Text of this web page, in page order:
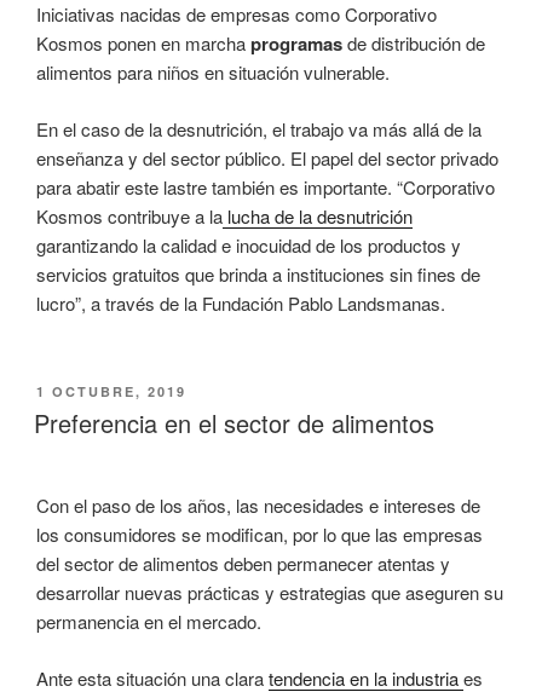
Iniciativas nacidas de empresas como Corporativo
Kosmos ponen en marchaprogramasde distribución de
alimentos para niños ensituación vulnerable.
En el caso de la desnutrición, el trabajo va más allá de la
enseñanza y del sector público. El papel del sector privado
para abatir este lastre también es importante. “Corporativo
Kosmos contribuye a la lucha de la desnutrición
garantizando la calidad e inocuidad de los productos y
servicios gratuitos que brinda a instituciones sin fines de
lucro”, a través de la Fundación Pablo Landsmanas.
PUBLICADO
EL
1 OCTUBRE, 2019
Preferencia en el sector de alimentos
Con el paso de los años, las necesidades e intereses de
los consumidores se modifican, por lo que las empresas
del sector de alimentos deben permanecer atentas y
desarrollar nuevas prácticas y estrategias que aseguren su
permanencia en el mercado.
Ante esta situación una claratendencia en la industriaes